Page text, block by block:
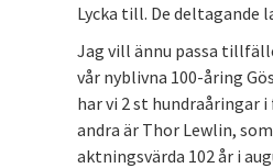
Lycka till. De deltagande
Jag vill ännu passa
vår nyblivna 100-åring
har vi 2 st hundraåringar
andra är Thor Lewlin,
aktningsvärda 102 år i